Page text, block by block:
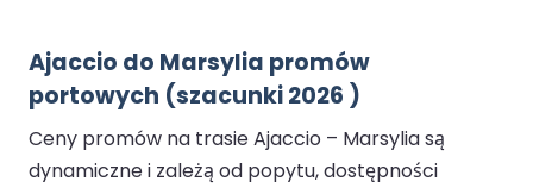
Ajaccio do Marsylia promów
portowych (szacunki 2026 )
Ceny promów na trasie Ajaccio – Marsylia są
dynamiczne i zależą od popytu, dostępności